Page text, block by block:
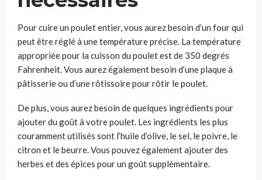
Pour cuire un poulet entier, vous aurez besoin d’un four qui
peut être réglé à une température précise. La température
appropriée pour la cuisson du poulet est de 350 degrés
Fahrenheit. Vous aurez également besoin d’une plaque à
pâtisserie ou d’une rôtissoire pour rôtir le poulet.
De plus, vous aurez besoin de quelques ingrédients pour
ajouter du goût à votre poulet. Les ingrédients les plus
couramment utilisés sont l’huile d’olive, le sel, le poivre, le
citron et le beurre. Vous pouvez également ajouter des
herbes et des épices pour un goût supplémentaire.